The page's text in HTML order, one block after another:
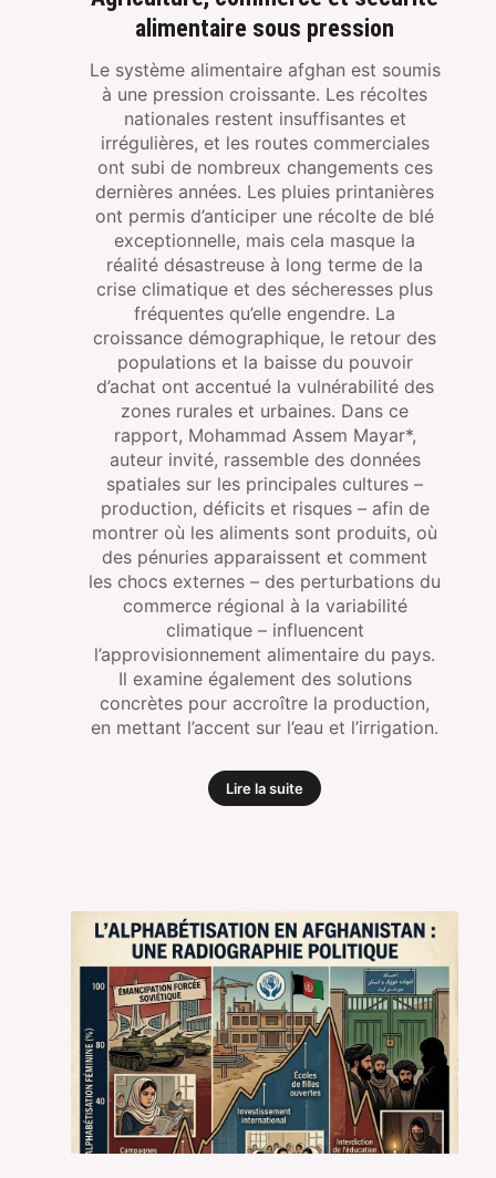
alimentaire sous pression
Le système alimentaire afghan est soumis
à une pression croissante. Les récoltes
nationales restent insuffisantes et
irrégulières, et les routes commerciales
ont subi de nombreux changements ces
dernières années. Les pluies printanières
ont permis d’anticiper une récolte de blé
exceptionnelle, mais cela masque la
réalité désastreuse à long terme de la
crise climatique et des sécheresses plus
fréquentes qu’elle engendre. La
croissance démographique, le retour des
populations et la baisse du pouvoir
d’achat ont accentué la vulnérabilité des
zones rurales et urbaines. Dans ce
rapport, Mohammad Assem Mayar*,
auteur invité, rassemble des données
spatiales sur les principales cultures –
production, déficits et risques – afin de
montrer où les aliments sont produits, où
des pénuries apparaissent et comment
les chocs externes – des perturbations du
commerce régional à la variabilité
climatique – influencent
l’approvisionnement alimentaire du pays.
Il examine également des solutions
concrètes pour accroître la production,
en mettant l’accent sur l’eau et l’irrigation.
Lire la suite